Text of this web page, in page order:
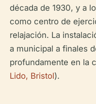
década de 1930, y a
como centro de
relajación. La
a municipal a finales
profundamente en la
Lido, Bristol).